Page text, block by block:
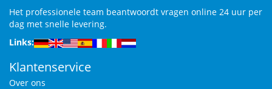
Het professionele team beantwoordt vragen online 24 uur per
dag met snelle levering.
Links:
Klantenservice
Over ons